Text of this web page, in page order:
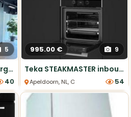
5
Pronorm keuken donkergroen matlak - Showroommodel
40
995.00 € 9
Teka STEAKMASTER inbouw bakoven, SteakGrill. Gaaf showmodel!
Apeldoorn, NL, Ovens 54